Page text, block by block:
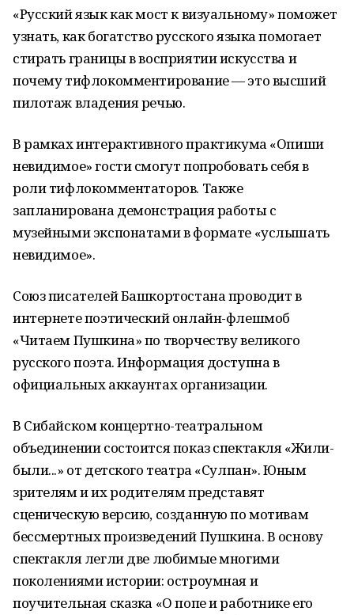
«Русский язык как мост к визуальному» поможет
узнать, как богатство русского языка помогает
стирать границы в восприятии искусства и
почему тифлокомментирование — это высший
пилотаж владения речью.
В рамках интерактивного практикума «Опиши
невидимое» гости смогут попробовать себя в
роли тифлокомментаторов. Также
запланирована демонстрация работы с
музейными экспонатами в формате «услышать
невидимое».
Союз писателей Башкортостана проводит в
интернете поэтический онлайн-флешмоб
«Читаем Пушкина» по творчеству великого
русского поэта. Информация доступна в
официальных аккаунтах организации.
В Сибайском концертно-театральном
объединении состоится показ спектакля «Жили-
были...» от детского театра «Сулпан». Юным
зрителям и их родителям представят
сценическую версию, созданную по мотивам
бессмертных произведений Пушкина. В основу
спектакля легли две любимые многими
поколениями истории: остроумная и
поучительная сказка «О попе и работнике его